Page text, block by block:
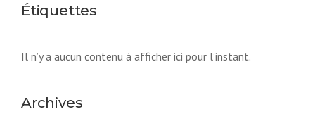
Étiquettes
Il n’y a aucun contenu à afficher ici pour l’instant.
Archives